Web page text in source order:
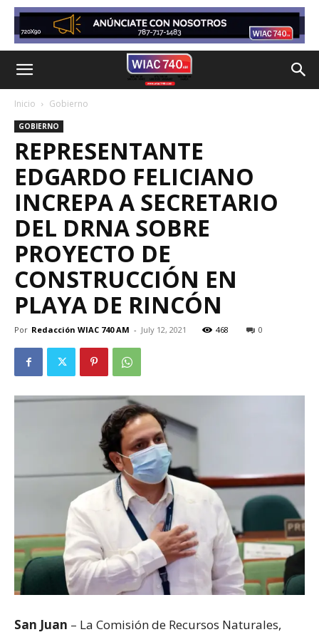
Inicio Gobierno
GOBIERNO
REPRESENTANTE
EDGARDO FELICIANO
INCREPA A SECRETARIO
DEL DRNA SOBRE
PROYECTO DE
CONSTRUCCIÓN EN
PLAYA DE RINCÓN
Por Redacción WIAC 740 AM - July 12, 2021 468 0
San Juan – La Comisión de Recursos Naturales,